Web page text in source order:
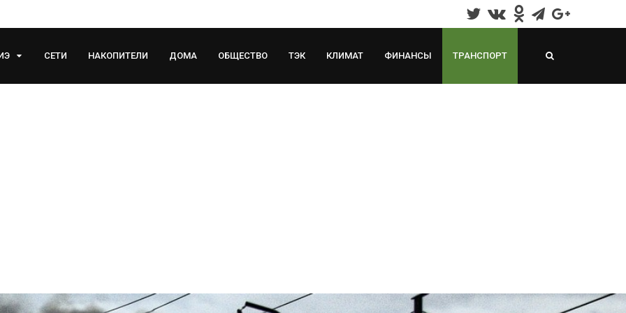
СЕТИ НАКОПИТЕЛИ ДОМА ОБЩЕСТВО ТЭК КЛИМАТ ФИНАНСЫ ТРАНСПОРТ